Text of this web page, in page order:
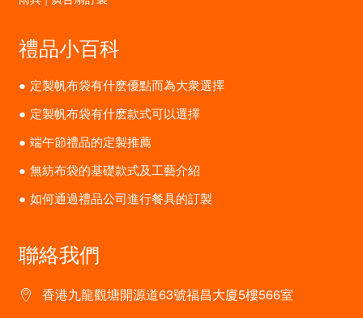
禮品小百科
定製帆布袋有什麽優點而為大衆選擇
定製帆布袋有什麽款式可以選擇
端午節禮品的定製推薦
無紡布袋的基礎款式及工藝介紹
如何通過禮品公司進行餐具的訂製
聯絡我們
香港九龍觀塘開源道63號福昌大廈5樓566室